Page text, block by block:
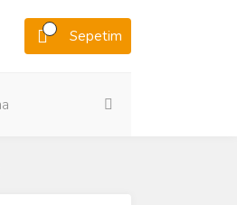
Sepetim